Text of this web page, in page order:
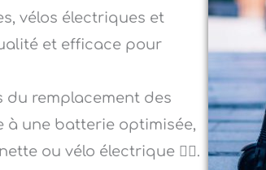
vélos électriques et
et efficace pour
du remplacement des
à une batterie optimisée,
ou vélo électrique 🚴‍♀️.